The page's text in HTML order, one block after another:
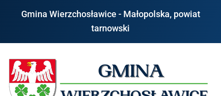
Gmina Wierzchosławice - Małopolska, powiat
tarnowski